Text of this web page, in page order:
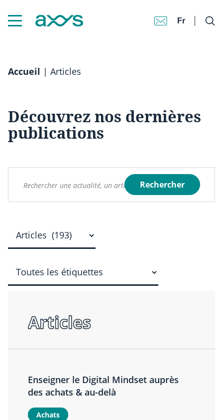
Fr
Accueil | Articles
Découvrez nos dernières
publications
Articles
Enseigner le Digital Mindset auprès
des achats & au-delà
Achats